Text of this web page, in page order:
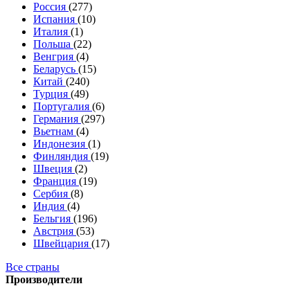
Россия (277)
Испания (10)
Италия (1)
Польша (22)
Венгрия (4)
Беларусь (15)
Китай (240)
Турция (49)
Португалия (6)
Германия (297)
Вьетнам (4)
Индонезия (1)
Финляндия (19)
Швеция (2)
Франция (19)
Сербия (8)
Индия (4)
Бельгия (196)
Австрия (53)
Швейцария (17)
Все страны
Производители